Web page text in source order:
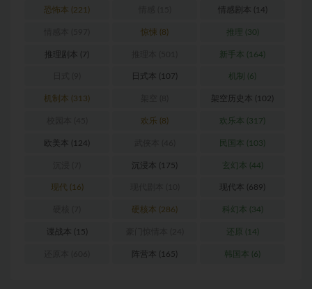
恐怖本 (221) 情感剧本 (14)
惊悚 (8) 推理 (30)
推理剧本 (7) 新手本 (164)
日式本 (107) 机制 (6)
机制本 (313) 架空历史本 (102)
欢乐 (8) 欢乐本 (317)
欧美本 (124) 民国本 (103)
沉浸本 (175) 玄幻本 (44)
现代 (16) 现代本 (689)
硬核本 (286) 科幻本 (34)
谍战本 (15) 还原 (14)
阵营本 (165) 韩国本 (6)